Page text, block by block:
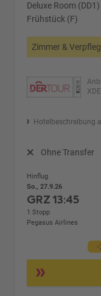
Deluxe Room (DD1)
Frühstück (F)
Zimmer &
Hotelbeschreibung
Ohne Transfer
Hinflug
So., 27.9.26
GRZ13:45
1 Stopp
Pegasus Airlines
-